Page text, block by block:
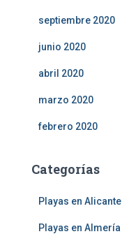
septiembre 2020
junio 2020
abril 2020
marzo 2020
febrero 2020
Categorías
Playas en Alicante
Playas en Almería